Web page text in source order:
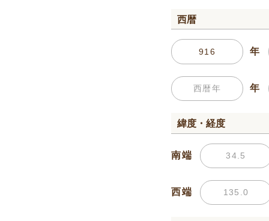
西暦
年
年
緯度・経度
南端
西端